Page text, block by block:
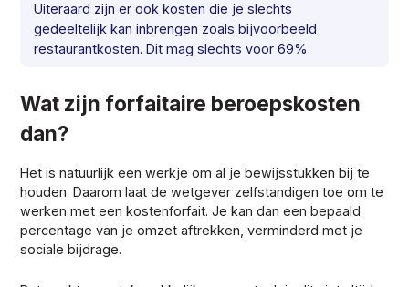
Uiteraard zijn er ook kosten die je slechts
gedeeltelijk kan inbrengen zoals bijvoorbeeld
restaurantkosten. Dit mag slechts voor 69%.
Wat zijn forfaitaire beroepskosten
dan?
Het is natuurlijk een werkje om al je bewijsstukken bij te
houden. Daarom laat de wetgever zelfstandigen toe om te
werken met een kostenforfait. Je kan dan een bepaald
percentage van je omzet aftrekken, verminderd met je
sociale bijdrage.